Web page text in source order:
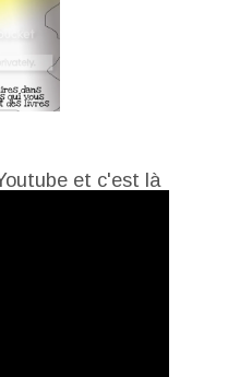
et c'est là